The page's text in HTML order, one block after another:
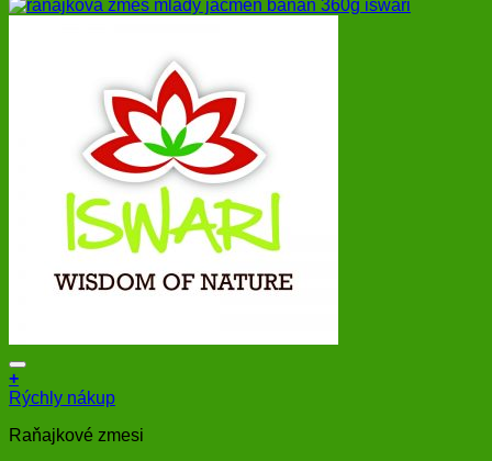
+
Rýchly nákup
Raňajkové zmesi